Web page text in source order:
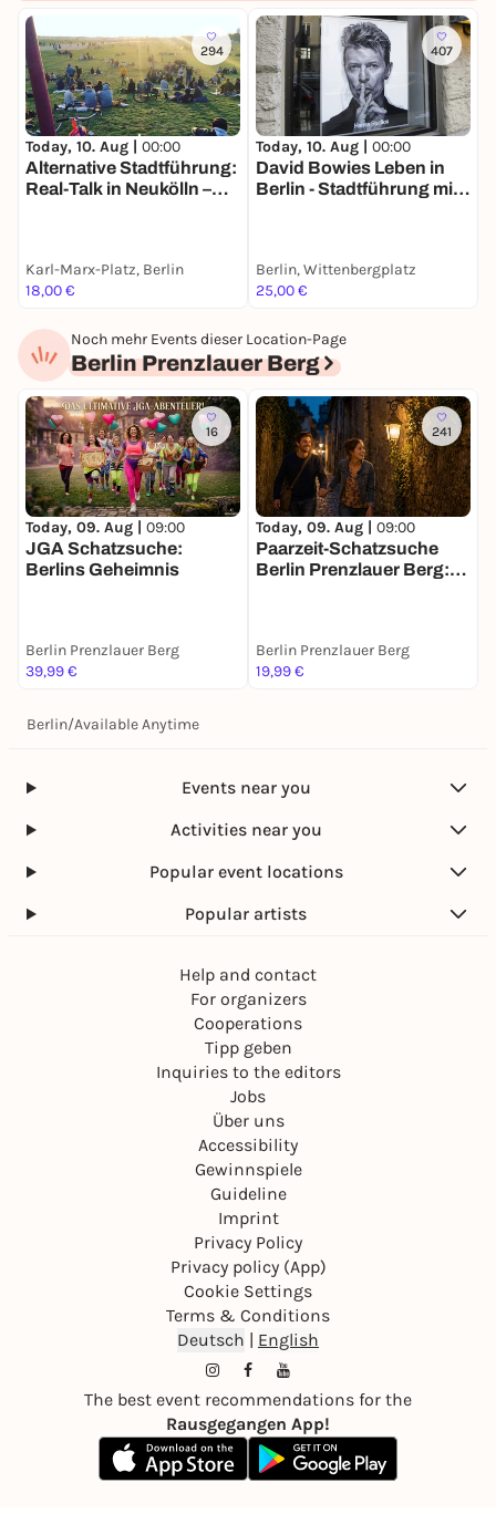
294
Today, 10. Aug | 00:00
Alternative Stadtführung:
Real-Talk in Neukölln –
Karl-Marx-Platz, Berlin
18,00 €
407
Today, 10. Aug | 00:00
David Bowies Leben in
Berlin - Stadtführung mit
Berlin, Wittenbergplatz
25,00 €
Noch mehr Events dieser Location-Page
Berlin Prenzlauer Berg
16
Today, 09. Aug | 09:00
JGA Schatzsuche:
Berlins Geheimnis
Berlin Prenzlauer Berg
39,99 €
241
Today, 09. Aug | 09:00
Paarzeit-Schatzsuche
Berlin Prenzlauer Berg:
Berlin Prenzlauer Berg
19,99 €
Berlin/Available Anytime
Events near you
Activities near you
Popular event locations
Popular artists
Help and contact
For organizers
Cooperations
Tipp geben
Inquiries to the editors
Jobs
Über uns
Accessibility
Gewinnspiele
Guideline
Imprint
Privacy Policy
Privacy policy (App)
Cookie Settings
Terms & Conditions
Deutsch | English
The best event recommendations for the
Rausgegangen App!